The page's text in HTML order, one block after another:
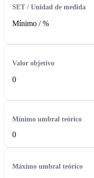
SET / Unidad de medida
Mínimo /%
Valor objetivo
0
Mínimo umbral teórico
0
Máximo umbral teórico